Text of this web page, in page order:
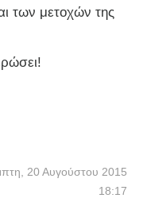
των μετοχών της
20 Αυγούστου 2015
18:17